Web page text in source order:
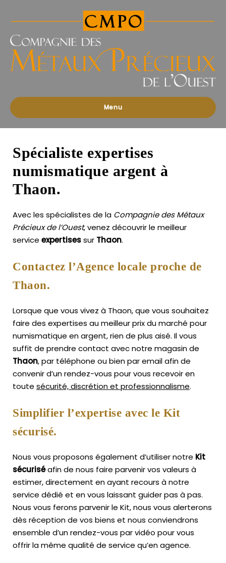
des
Précieux
l'Ouest
Menu
Spécialiste expertises
numismatique argent à
Thaon.
Avec les spécialistes de la Compagnie des Métaux
Précieux de l’Ouest, venez découvrir le meilleur
service expertisessur Thaon.
Contactez l’Agence locale proche de
Thaon.
Lorsque que vous vivez à Thaon, que vous souhaitez
faire des expertises au meilleur prix du marché pour
numismatique en argent, rien de plus aisé. Il vous
suffit de prendre contact avec notre magasin de
Thaon, par téléphone ou bien par email afin de
convenir d’un rendez-vous pour vous recevoir en
toute sécurité, discrétion et professionnalisme.
Simplifier l’expertise avec le Kit
sécurisé.
Nous vous proposons également d’utiliser notre Kit
sécuriséafin de nous faire parvenir vos valeurs à
estimer, directement en ayant recours à notre
service dédié et en vous laissant guider pas à pas.
Nous vous ferons parvenir le Kit, nous vous alerterons
dès réception de vos biens et nous conviendrons
ensemble d’un rendez-vous par vidéo pour vous
offrir la même qualité de service qu’en agence.